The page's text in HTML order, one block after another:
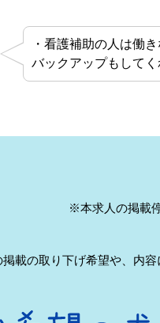
・看護補助の人は働
バックアップもして
※本求人の掲載
載の取り下げ希望や、内容